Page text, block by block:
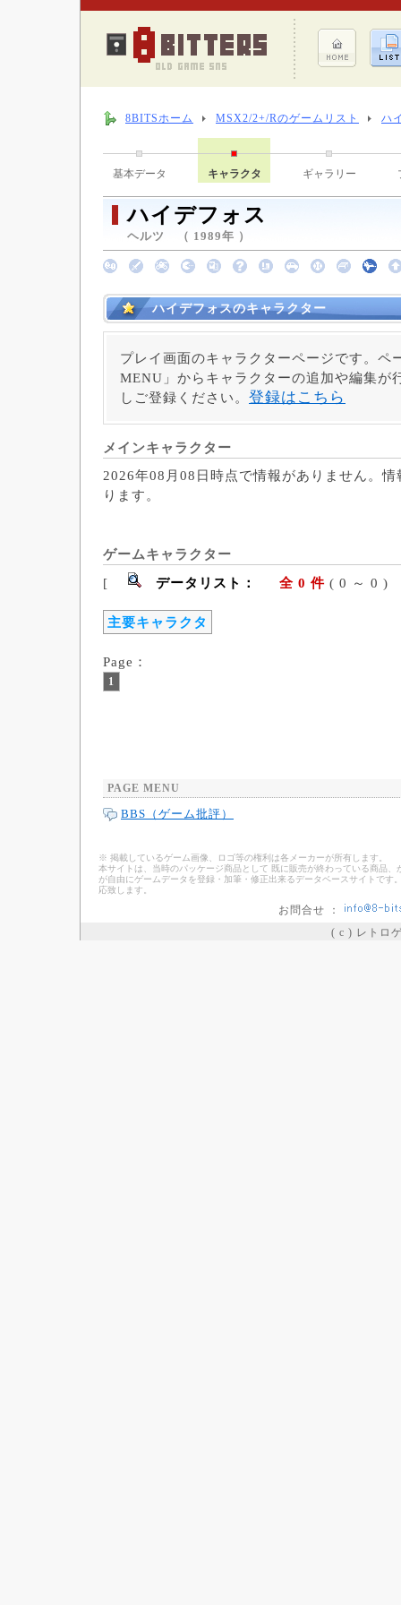
8BITSホーム MSX2/2+/Rのゲームリスト ハ
基本データ キャラクタ ギャラリー
ハイデフォス
ヘルツ （ 1989年 ）
ハイデフォスのキャラクター
プレイ画面のキャラクターページです。ペ
MENU」からキャラクターの追加や編集が
しご登録ください。 登録はこちら
メインキャラクター
2026年08月08日時点で情報がありません。
ります。
ゲームキャラクター
[
データリスト： 全 0 件 ( 0
主要キャラクタ
Page：
1
PAGE MENU
BBS（ゲーム批評）
※ 掲載しているゲーム画像、ロゴ等の権利は各メーカーが所有します。
本サイトは、当時のパッケージ商品として 既に販売が終わっている商品
が自由にゲームデータを登録・加筆・修正出来るデータベースサイトで
応致します。
お問合せ ：
( c ) レトロ